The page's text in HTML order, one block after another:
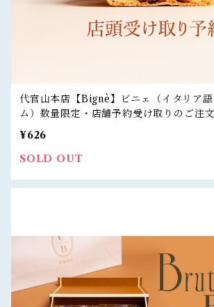
代官山本店【Bignè】ビニェ（イタリア
ム）数量限定・店舗予約受け取りのご注文
¥626
SOLD OUT